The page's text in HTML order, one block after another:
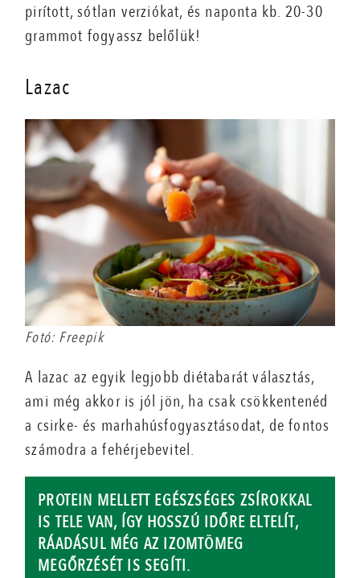
pirított, sótlan verziókat, és naponta kb. 20-30
grammot fogyassz belőlük!
Lazac
Fotó: Freepik
A lazac az egyik legjobb diétabarát választás,
ami még akkor is jól jön, ha csak csökkentenéd
a csirke- és marhahúsfogyasztásodat, de fontos
számodra a fehérjebevitel.
PROTEIN MELLETT EGÉSZSÉGES ZSÍROKKAL
IS TELE VAN, ÍGY HOSSZÚ IDŐRE ELTELÍT,
RÁADÁSUL MÉG AZ IZOMTÖMEG
MEGŐRZÉSÉT IS SEGÍTI.